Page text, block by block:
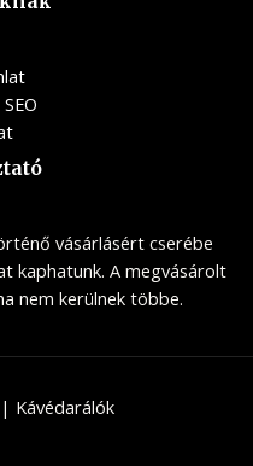
vásárlásért cserébe
kaphatunk. A megvásárolt
nem kerülnek többe.
Kávédarálók